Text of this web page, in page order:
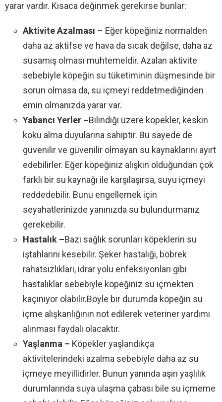
yarar vardır. Kısaca değinmek gerekirse bunlar:
Aktivite Azalması – Eğer köpeğiniz normalden
daha az aktifse ve hava da sıcak değilse, daha az
susamış olması muhtemeldir. Azalan aktivite
sebebiyle köpeğin su tüketiminin düşmesinde bir
sorun olmasa da, su içmeyi reddetmediğinden
emin olmanızda yarar var.
Yabancı Yerler –Bilindiği üzere köpekler, keskin
koku alma duyularına sahiptir. Bu sayede de
güvenilir ve güvenilir olmayan su kaynaklarını ayırt
edebilirler. Eğer köpeğiniz alışkın olduğundan çok
farklı bir su kaynağı ile karşılaşırsa, suyu içmeyi
reddedebilir. Bunu engellemek için
seyahatlerinizde yanınızda su bulundurmanız
gerekebilir.
Hastalık –Bazı sağlık sorunları köpeklerin su
iştahlarını kesebilir. Şeker hastalığı, böbrek
rahatsızlıkları, idrar yolu enfeksiyonları gibi
hastalıklar sebebiyle köpeğiniz su içmekten
kaçınıyor olabilir.Böyle bir durumda köpeğin su
içme alışkanlığının not edilerek veteriner yardımı
alınması faydalı olacaktır.
Yaşlanma – Köpekler yaşlandıkça
aktivitelerindeki azalma sebebiyle daha az su
içmeye meyillidirler. Bunun yanında aşırı yaşlılık
durumlarında suya ulaşma çabası bile su içmeme